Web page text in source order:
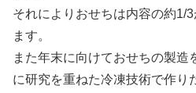
それによりおせちは内容の約1/
ます。
また年末に向けておせちの製造
に研究を重ねた冷凍技術で作り